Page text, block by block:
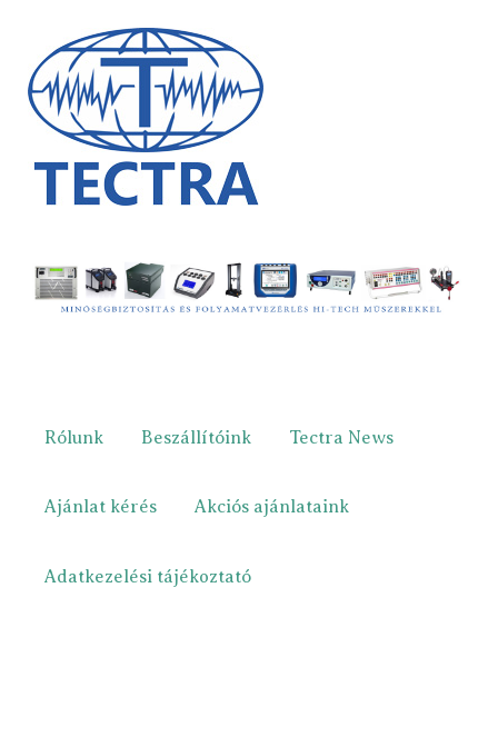
Rólunk Beszállítóink Tectra News
Ajánlat kérés Akciós ajánlataink
Adatkezelési tájékoztató